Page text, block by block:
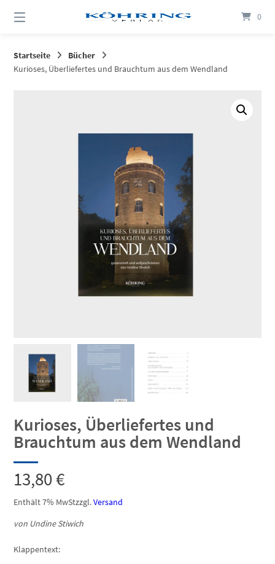
0
Startseite
Bücher
Kurioses, Überliefertes und Brauchtum aus dem Wendland
Kurioses, Überliefertes und
Brauchtum aus dem Wendland
13,80€
Enthält 7% MwStzzgl.Versand
von Undine Stiwich
Klappentext: